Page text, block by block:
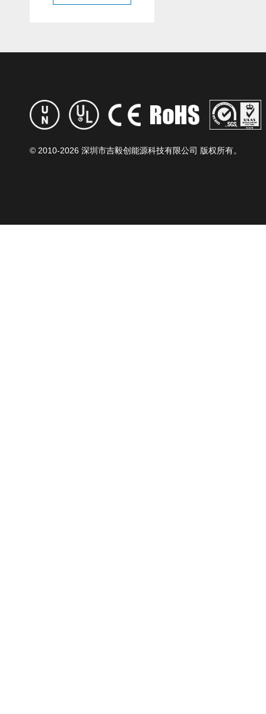
© 2010-2026 深圳市吉毅创能源科技有限公司 版权所有。